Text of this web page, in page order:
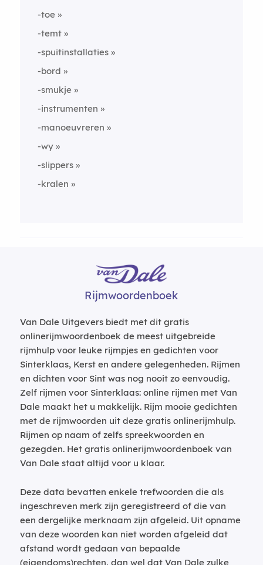
-toe
-temt
-spuitinstallaties
-bord
-smukje
-instrumenten
-manoeuvreren
-wy
-slippers
-kralen
Rijmwoordenboek
Van Dale Uitgevers biedt met dit gratis
onlinerijmwoordenboek de meest uitgebreide
rijmhulp voor leuke rijmpjes en gedichten voor
Sinterklaas, Kerst en andere gelegenheden. Rijmen
en dichten voor Sint was nog nooit zo eenvoudig.
Zelf rijmen voor Sinterklaas: online rijmen met Van
Dale maakt het u makkelijk. Rijm mooie gedichten
met de rijmwoorden uit deze gratis onlinerijmhulp.
Rijmen op naam of zelfs spreekwoorden en
gezegden. Het gratis onlinerijmwoordenboek van
Van Dale staat altijd voor u klaar.
Deze data bevatten enkele trefwoorden die als
ingeschreven merk zijn geregistreerd of die van
een dergelijke merknaam zijn afgeleid. Uit opname
van deze woorden kan niet worden afgeleid dat
afstand wordt gedaan van bepaalde
(eigendoms)rechten, dan wel dat Van Dale zulke